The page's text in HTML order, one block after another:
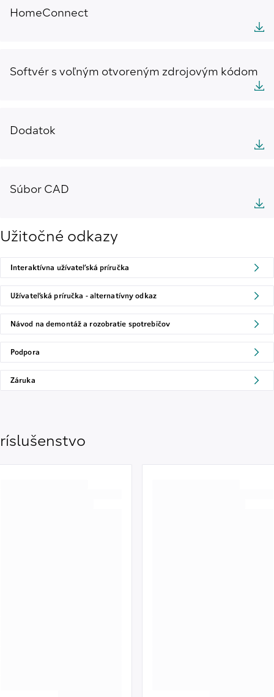
HomeConnect
Softvér s voľným otvoreným zdrojovým kódom
Dodatok
Súbor CAD
Užitočné odkazy
Interaktívna užívateľská príručka
Užívateľská príručka - alternatívny odkaz
Návod na demontáž a rozobratie spotrebičov
Podpora
Záruka